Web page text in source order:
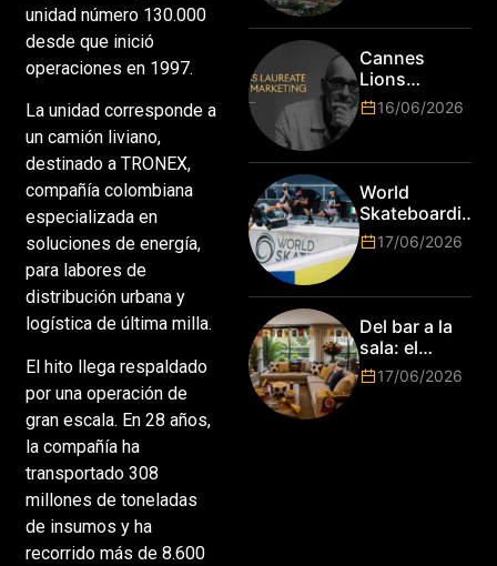
unidad número 130.000
desde que inició
operaciones en 1997.
La unidad corresponde a
un camión liviano,
destinado a TRONEX,
compañía colombiana
especializada en
soluciones de energía,
para labores de
distribución urbana y
logística de última milla.
El hito llega respaldado
por una operación de
gran escala. En 28 años,
la compañía ha
transportado 308
millones de toneladas
de insumos y ha
recorrido más de 8.600
es hora de
subir de
nivel! Las
marcas más
top del
Cannes
Lions
anuncia a
Jim Stengel
primer Lions
Laureate for
Marketing
16/06/2026
World
Skateboarding
Tour:
¡Resultados
Mundo de
Park de Roma
2026!
17/06/2026
Del bar a la
sala: el
Mundial
2026 vuelve
17/06/2026